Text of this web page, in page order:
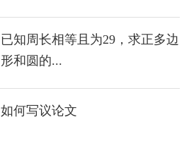
已知周长相等且为29，求正多边
形和圆的...
如何写议论文